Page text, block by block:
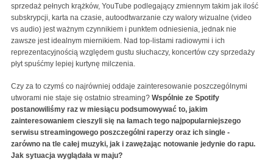
sprzedaż pełnych krążków, YouTube podlegający zmiennym takim jak ilość
subskrypcji, karta na czasie, autoodtwarzanie czy walory wizualne (video
vs audio) jest ważnym czynnikiem i punktem odniesienia, jednak nie
zawsze jest idealnym miernikiem. Nad top-listami radiowymi i ich
reprezentacyjnością względem gustu słuchaczy, koncertów czy sprzedaży
płyt spuśćmy lepiej kurtynę milczenia.
Czy za to czymś co najrówniej oddaje zainteresowanie poszczególnymi
utworami nie staje się ostatnio streaming? Wspólnie ze Spotify
postanowiliśmy raz w miesiącu podsumowywać to, jakim
zainteresowaniem cieszyli się na łamach tego najpopularniejszego
serwisu streamingowego poszczególni raperzy oraz ich single -
zarówno na tle całej muzyki, jak i zawężając notowanie jedynie do rapu.
Jak sytuacja wyglądała w maju?